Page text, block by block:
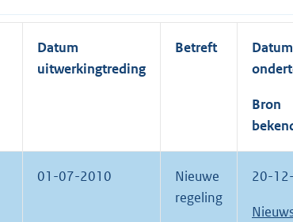
Datum
uitwerkingtreding
Betreft
Datum
Bron
01-07-2010
Nieuwe
regeling
20-
E